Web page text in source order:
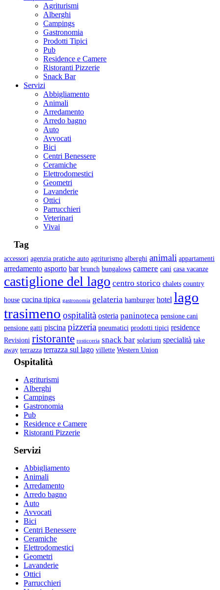
Agriturismi
Alberghi
Campings
Gastronomia
Prodotti Tipici
Pub
Residence e Camere
Ristoranti Pizzerie
Snack Bar
Servizi
Abbigliamento
Animali
Arredamento
Arredo bagno
Auto
Avvocati
Bici
Centri Benessere
Ceramiche
Elettrodomestici
Geometri
Lavanderie
Ottici
Parrucchieri
Veterinari
Vivai
Tag
accessori agenzia pratiche auto agriturismo alberghi animali appartamenti
arredamento asporto bar brunch bungalows camere cani casa vacanze
castiglione del lago centro storico chalets country
house cucina tipica gastronomia gelateria hamburger hotel lago
trasimeno ospitalità osteria paninoteca pensione cani
pensione gatti piscina pizzeria pneumatici prodotti tipici residence
Revisioni ristorante rosticceria snack bar solarium specialità take
away terrazza terrazza sul lago villette Western Union
Ospitalità
Agriturismi
Alberghi
Campings
Gastronomia
Pub
Residence e Camere
Ristoranti Pizzerie
Servizi
Abbigliamento
Animali
Arredamento
Arredo bagno
Auto
Avvocati
Bici
Centri Benessere
Ceramiche
Elettrodomestici
Geometri
Lavanderie
Ottici
Parrucchieri